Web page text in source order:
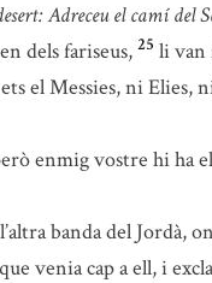
Adreceu el camí del
dels fariseus, 25 li van
el Messies, ni Elies,
enmig vostre hi ha
banda del Jordà,
venia cap a ell, i